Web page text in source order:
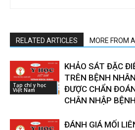
RELATED ARTICLES MORE FROM
Tạp chí y học
Việt Nam
KHẢO SÁT ĐẶC
TRÊN BỆNH
ĐƯỢC CHẨN
CHÂN NHẬP
ĐÁNH GIÁ MỐI